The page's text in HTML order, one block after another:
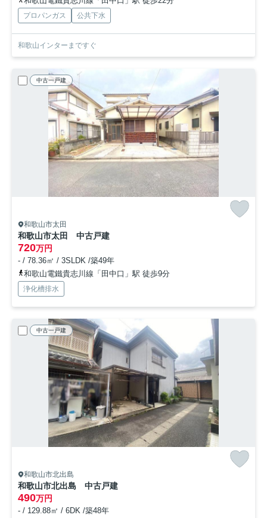
プロパンガス 公共下水
和歌山インターまですぐ
中古一戸建
和歌山市太田
和歌山市太田 中古戸建
720万円
- / 78.36㎡ / 3SLDK /築49年
和歌山電鐵貴志川線「田中口」駅 徒歩9分
浄化槽排水
中古一戸建
和歌山市北出島
和歌山市北出島 中古戸建
490万円
- / 129.88㎡ / 6DK /築48年